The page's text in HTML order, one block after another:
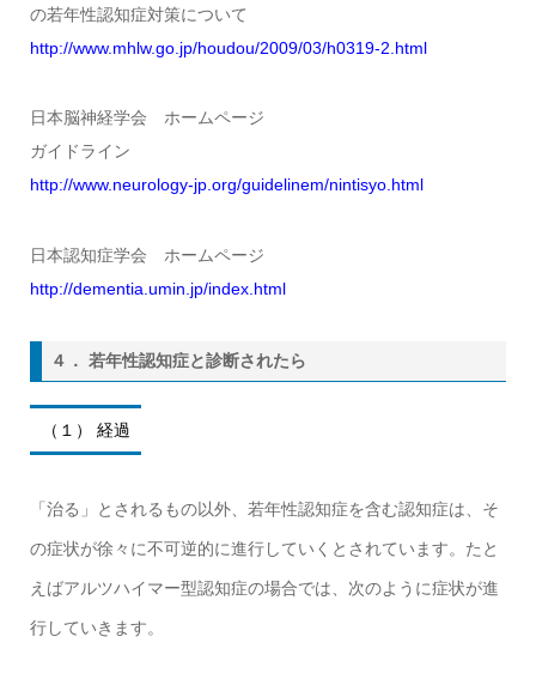
の若年性認知症対策について
http://www.mhlw.go.jp/houdou/2009/03/h0319-2.html
日本脳神経学会 ホームページ
ガイドライン
http://www.neurology-jp.org/guidelinem/nintisyo.html
日本認知症学会 ホームページ
http://dementia.umin.jp/index.html
４． 若年性認知症と診断されたら
（１） 経過
「治る」とされるもの以外、若年性認知症を含む認知症は、そ
の症状が徐々に不可逆的に進行していくとされています。たと
えばアルツハイマー型認知症の場合では、次のように症状が進
行していきます。